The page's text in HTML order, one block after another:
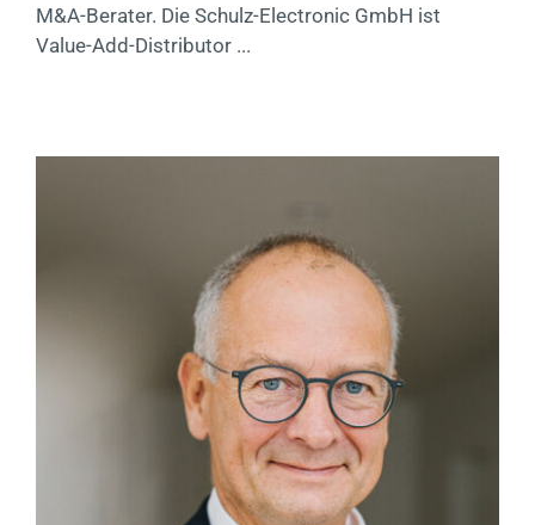
M&A-Berater. Die Schulz-Electronic GmbH ist
Value-Add-Distributor ...